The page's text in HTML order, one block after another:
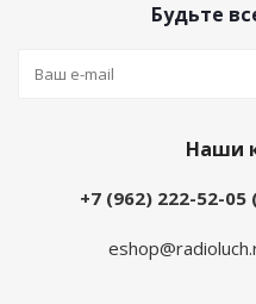
Будьте
Наши
+7 (962) 222-52-